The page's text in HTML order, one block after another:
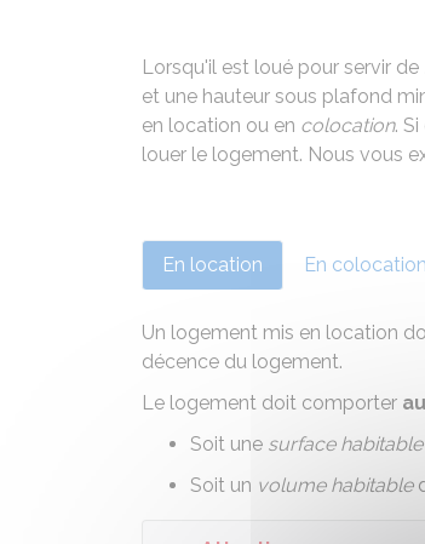
Lorsqu'il est loué pour servir de
et une hauteur sous plafond
en location ou en colocation.
louer le logement. Nous vous
En location En colocation
Un logement mis en location
décence du logement.
Le logement doit comporter
Soit une surface habitable
Soit un volume habitable